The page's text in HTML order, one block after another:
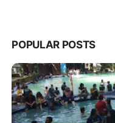
POPULAR POSTS